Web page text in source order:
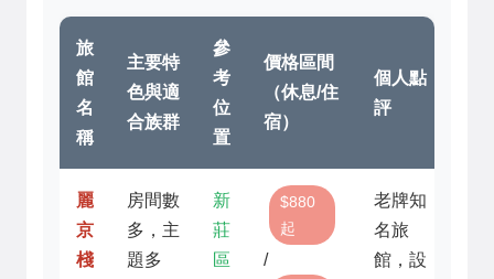
旅
館
名
稱
主要特
色與適
合族群
參
考
位
置
價格區間
（休息/住
宿）
個人點
評
麗
京
棧
房間數
多，主
題多
新
莊
區
$880
起
/
老牌知
名旅
館，設